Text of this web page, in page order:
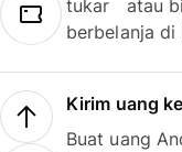
tukar atau
berbelanja di
Kirim uang
Buat uang